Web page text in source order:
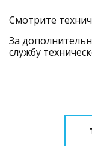
Смотрите
За
службу